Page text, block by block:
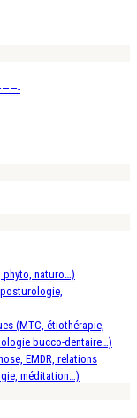
phyto, naturo…)
(MTC, étiothérapie,
bucco-dentaire…)
EMDR, relations
méditation…)